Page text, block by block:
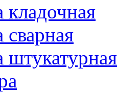
кладочная
сварная
штукатурная